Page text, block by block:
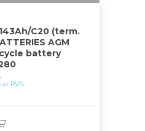
143Ah/C20 (term.
AGM
battery
ar PVN